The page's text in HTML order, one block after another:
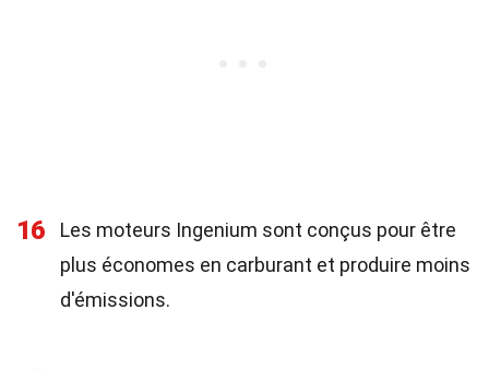
16
Les moteurs Ingenium sont conçus pour être
plus économes en carburant et produire moins
d'émissions.